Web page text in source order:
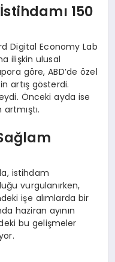
150
Digital Economy Lab
ilişkin ulusal
göre, ABD’de özel
artış gösterdi.
Önceki ayda ise
istihdam
vurgulanırken,
işe alımlarda bir
haziran ayının
bu gelişmeler